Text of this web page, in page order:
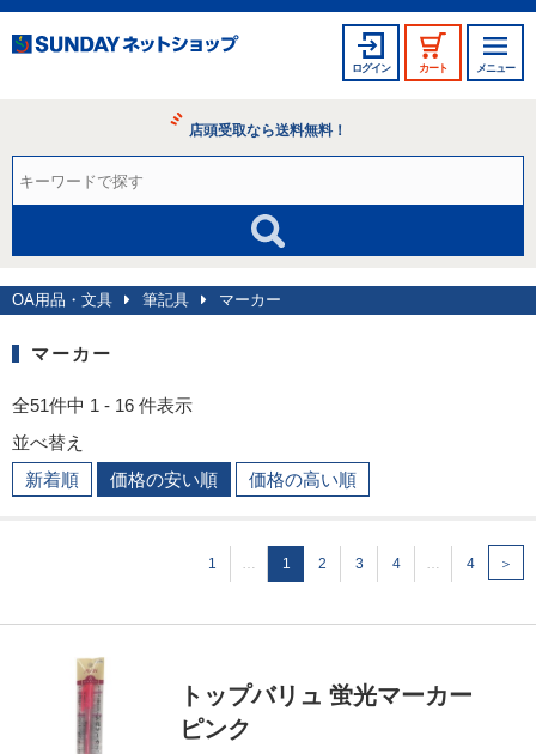
ログイン カート メニュー
店頭受取なら送料無料！
OA用品・文具 筆記具 マーカー
マーカー
全51件中 1 - 16 件表示
並べ替え
新着順
価格の安い順 価格の高い順
1 … 1 2 3 4 … 4 ＞
トップバリュ 蛍光マーカー
ピンク